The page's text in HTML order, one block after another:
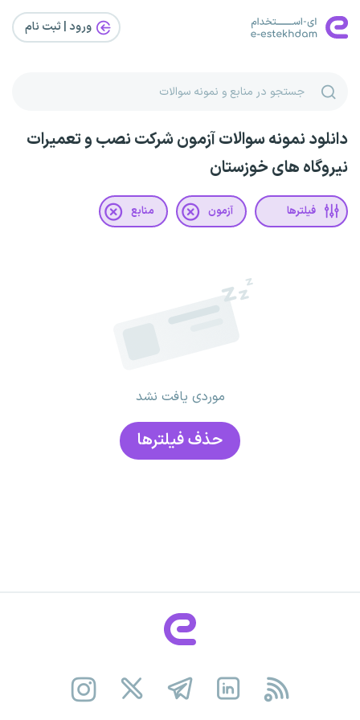
ورود | ثبت‌ نام
دانلود نمونه سوالات آزمون شرکت نصب و تعمیرات
نیروگاه های خوزستان
فیلترها آزمون منابع
موردی یافت نشد
حذف فیلتر‌ها